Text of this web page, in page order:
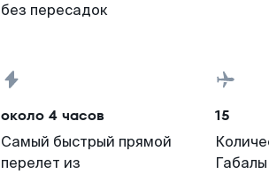
без пересадок
около 4 часов
Самый быстрый прямой
перелет из
15